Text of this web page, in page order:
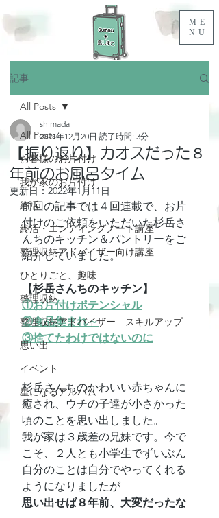
ME
NU
記事
All Posts
お客様のお片付け
我が家のお片付け
終活
終活・エンディングノート講座
整理収納アドバイザー向け講座
ひとりごと、趣味
整理収納
整理収納アドバイザー スキルアップ
思い出
イベント
星になるアルバム
All Posts
【振り返り】カオスだった８
年前のお風呂タイム
shimada
2021年12月20日 読了時間: 3分
更新日： 2022年1月11日
前回の記事では４回連載で、お片
付けのご依頼をいただいた杉岳さ
んちのキッチン＆パントリーをご
紹介していました。
【杉岳さんちのキッチン】
①お片付けポテンシャル
②食品集まれ～
③捨てたわけではないのに
杉岳さんちのかわいい赤ちゃんに
癒され、ウチの子達が小さかった
頃のことを思い出しました。
我が家は３歳差の兄妹です。今で
こそ、２人とも小学生でずいぶん
自分のことは自分でやってくれる
ようになりましたが
思い出せば８年前、大変だったな